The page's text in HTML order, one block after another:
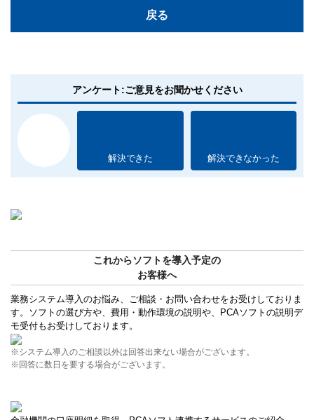
戻る
アンケート:ご意見をお聞かせください
解決できた 解決できなかった
これからソフトを導入予定の
お客様へ
業務システム導入のお悩み、ご相談・お問い合わせをお受けしておりま
す。ソフトの選び方や、費用・動作環境の説明や、PCAソフトの説明デ
モ受付もお受けしております。
※システム導入のご相談以外は回答出来ない場合がございます。
※回答に数日を要する場合がございます。